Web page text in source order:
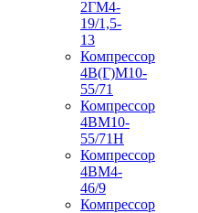
2ГМ4-
19/1,5-
13
Компрессор
4В(Г)М10-
55/71
Компрессор
4ВМ10-
55/71Н
Компрессор
4ВМ4-
46/9
Компрессор